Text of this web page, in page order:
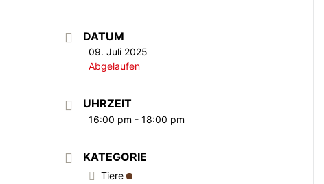
DATUM
09. Juli 2025
Abgelaufen
UHRZEIT
16:00 pm - 18:00 pm
KATEGORIE
Tiere